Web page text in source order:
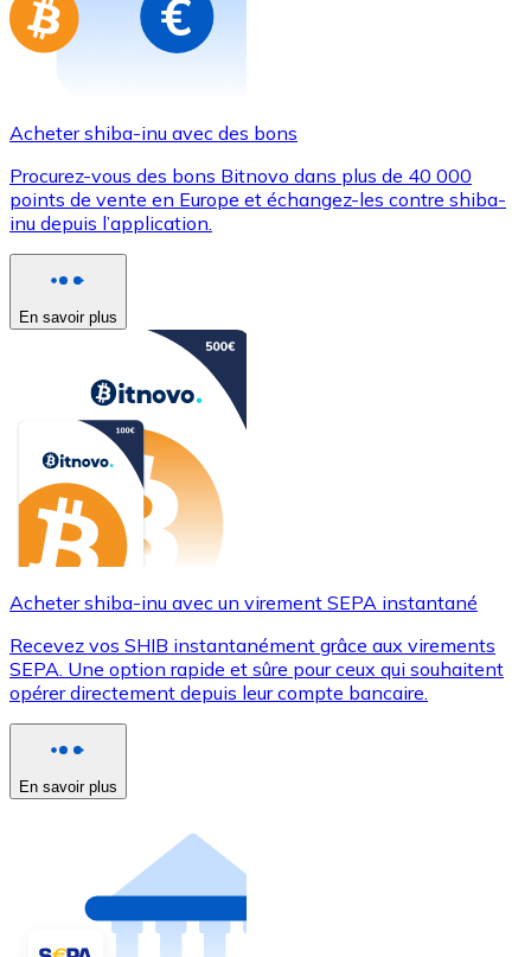
Acheter shiba-inu avec des bons
Procurez-vous des bons Bitnovo dans plus de 40 000
points de vente en Europe et échangez-les contre shiba-
inu depuis l’application.
En savoir plus
Acheter shiba-inu avec un virement SEPA instantané
Recevez vos SHIB instantanément grâce aux virements
SEPA. Une option rapide et sûre pour ceux qui souhaitent
opérer directement depuis leur compte bancaire.
En savoir plus